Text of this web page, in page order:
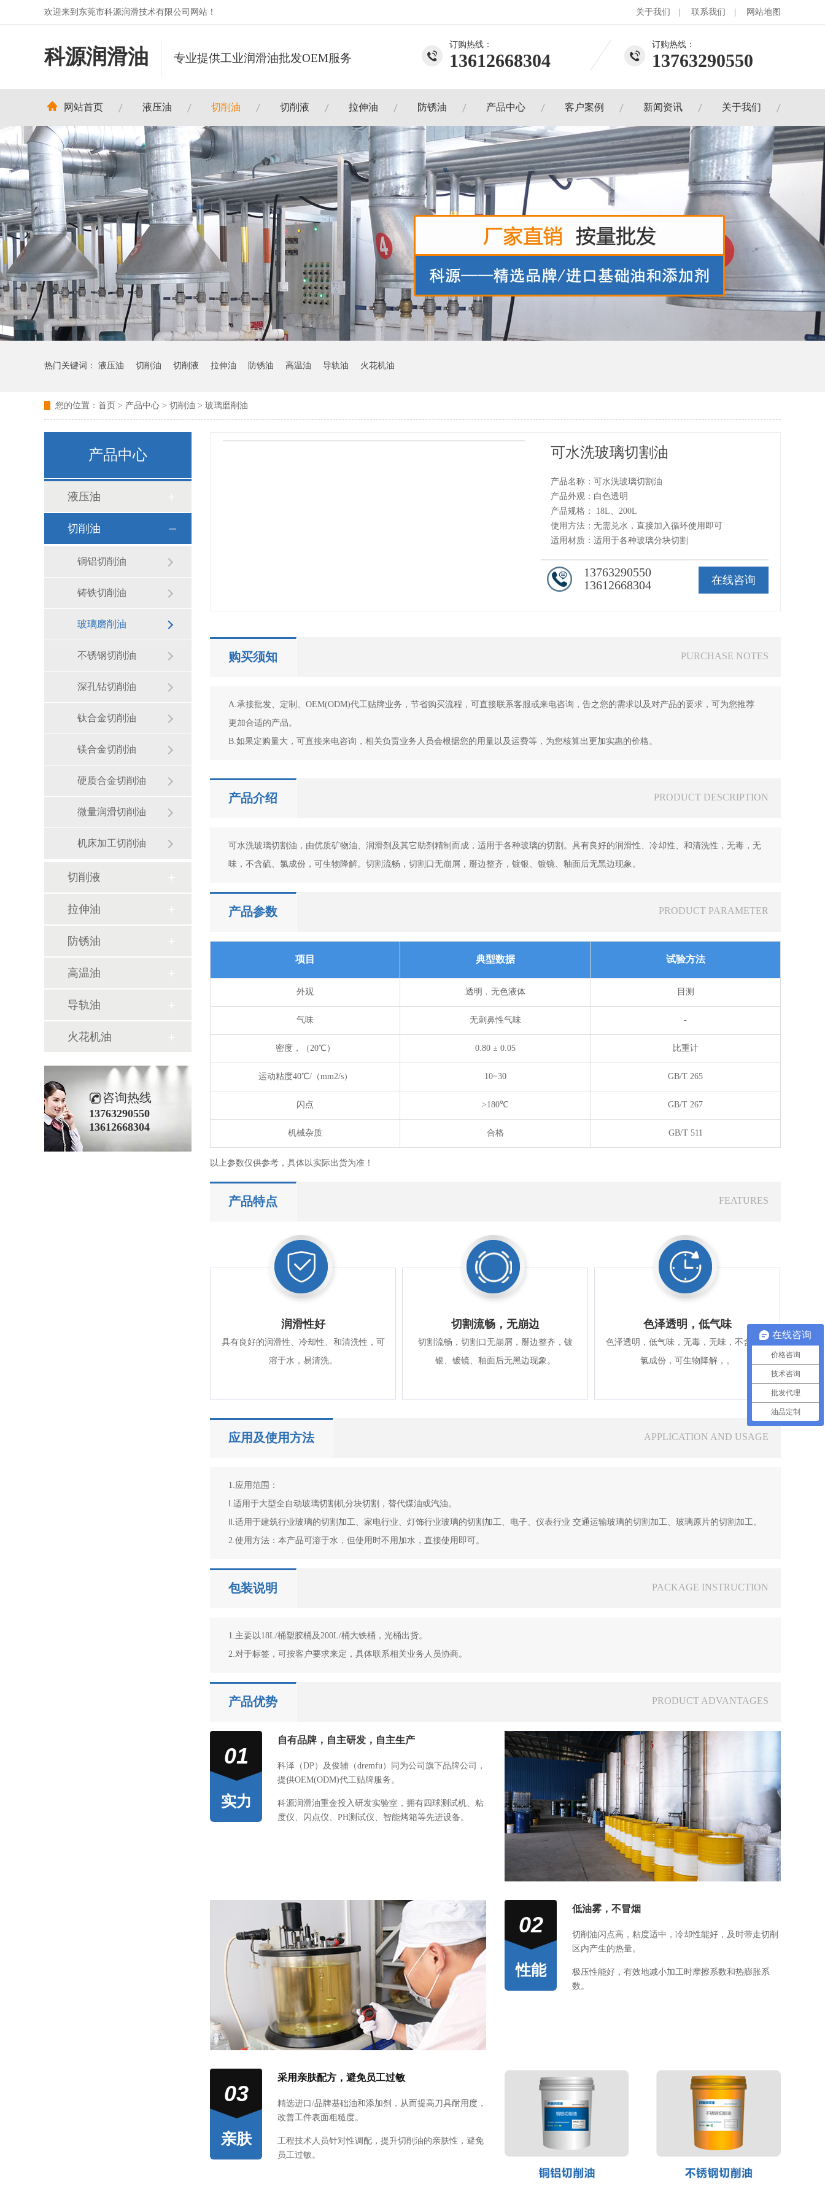
关于我们 联系我们 网站地图
欢迎来到东莞市科源润滑技术有限公司网站！
科源润滑油 专业提供工业润滑油批发OEM服务
订购热线：
13612668304
订购热线：
13763290550
网站首页 液压油 切削油 切削液 拉伸油 防锈油 产品中心 客户案例 新闻资讯 关于我们
热门关键词： 液压油 切削油 切削液 拉伸油 防锈油 高温油 导轨油 火花机油
您的位置： 首页 > 产品中心 > 切削油 > 玻璃磨削油
产品中心
液压油
切削油
铜铝切削油
铸铁切削油
玻璃磨削油
不锈钢切削油
深孔钻切削油
钛合金切削油
镁合金切削油
硬质合金切削油
微量润滑切削油
机床加工切削油
切削液
拉伸油
防锈油
高温油
导轨油
火花机油
咨询热线
13763290550
13612668304
可水洗玻璃切割油
产品名称：可水洗玻璃切割油
产品外观：白色透明
产品规格： 18L、200L
使用方法：无需兑水，直接加入循环使用即可
适用材质：适用于各种玻璃分块切割
在线咨询
13763290550
13612668304
购买须知 PURCHASE NOTES
A.承接批发、定制、OEM(ODM)代工贴牌业务，节省购买流程，可直接联系客服或来电咨询，告之您的需求以及对产品的要求，可为您推荐
更加合适的产品。
B.如果定购量大，可直接来电咨询，相关负责业务人员会根据您的用量以及运费等，为您核算出更加实惠的价格。
产品介绍 PRODUCT DESCRIPTION
可水洗玻璃切割油，由优质矿物油、润滑剂及其它助剂精制而成，适用于各种玻璃的切割。具有良好的润滑性、冷却性、和清洗性，无毒，无
味，不含硫、氯成份，可生物降解。切割流畅，切割口无崩屑，掰边整齐，镀银、镀镜、釉面后无黑边现象。
产品参数 PRODUCT PARAMETER
项目 典型数据 试验方法
外观 透明﹐无色液体 目测
气味 无刺鼻性气味 -
密度，（20℃） 0.80 ± 0.05 比重计
运动粘度40℃/（mm2/s） 10~30 GB/T 265
闪点 >180℃ GB/T 267
机械杂质 合格 GB/T 511
以上参数仅供参考，具体以实际出货为准！
产品特点 FEATURES
润滑性好
具有良好的润滑性、冷却性、和清洗性，可
溶于水，易清洗。
切割流畅，无崩边
切割流畅，切割口无崩屑，掰边整齐，镀
银、镀镜、釉面后无黑边现象。
色泽透明，低气味
色泽透明，低气味，无毒，无味，不含硫、
氯成份，可生物降解，。
应用及使用方法 APPLICATION AND USAGE
1.应用范围：
Ⅰ.适用于大型全自动玻璃切割机分块切割，替代煤油或汽油。
Ⅱ.适用于建筑行业玻璃的切割加工、家电行业、灯饰行业玻璃的切割加工、电子、仪表行业 交通运输玻璃的切割加工、玻璃原片的切割加工。
2.使用方法：本产品可溶于水，但使用时不用加水，直接使用即可。
包装说明 PACKAGE INSTRUCTION
1.主要以18L/桶塑胶桶及200L/桶大铁桶，光桶出货。
2.对于标签，可按客户要求来定，具体联系相关业务人员协商。
产品优势 PRODUCT ADVANTAGES
01
实力
自有品牌，自主研发，自主生产
科泽（DP）及俊辅（dremfu）同为公司旗下品牌公司，
提供OEM(ODM)代工贴牌服务。
科源润滑油重金投入研发实验室，拥有四球测试机、粘
度仪、闪点仪、PH测试仪、智能烤箱等先进设备。
02
性能
低油雾，不冒烟
切削油闪点高，粘度适中，冷却性能好，及时带走切削
区内产生的热量。
极压性能好，有效地减小加工时摩擦系数和热膨胀系
数。
03
亲肤
采用亲肤配方，避免员工过敏
精选进口/品牌基础油和添加剂，从而提高刀具耐用度，
改善工件表面粗糙度。
工程技术人员针对性调配，提升切削油的亲肤性，避免
员工过敏。
在线咨询
价格咨询
技术咨询
批发代理
油品定制